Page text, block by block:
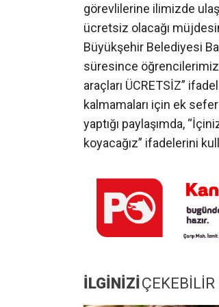
görevlilerine ilimizde
ücretsiz olacağı
Büyükşehir Belediyesi
süresince
araçları ÜCRETSİZ”
kalmamaları için ek
yaptığı paylaşımda,
koyacağız” ifadelerini
İLGİNİZİÇEKEBİLİR